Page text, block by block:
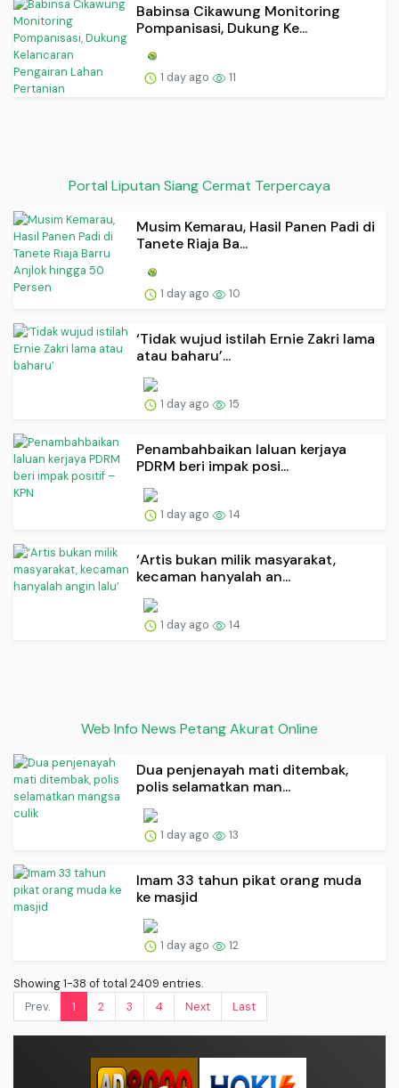
Babinsa Cikawung Monitoring
Pompanisasi, Dukung Ke...
1 day ago 11
Portal Liputan Siang Cermat Terpercaya
Musim Kemarau, Hasil Panen Padi di
Tanete Riaja Ba...
1 day ago 10
‘Tidak wujud istilah Ernie Zakri lama
atau baharu’...
1 day ago 15
Penambahbaikan laluan kerjaya
PDRM beri impak posi...
1 day ago 14
‘Artis bukan milik masyarakat,
kecaman hanyalah an...
1 day ago 14
Web Info News Petang Akurat Online
Dua penjenayah mati ditembak,
polis selamatkan man...
1 day ago 13
Imam 33 tahun pikat orang muda
ke masjid
1 day ago 12
Showing 1-38 of total 2409 entries.
Prev.
1 2 3 4 Next Last